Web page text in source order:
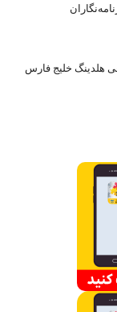
هلدینگ خلیج فارس